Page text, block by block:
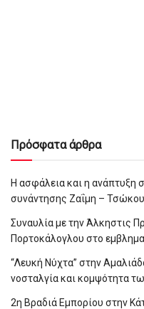
Πρόσφατα άρθρα
Η ασφάλεια και η ανάπτυξη
συνάντησης Ζαΐμη – Τσώκου
Συναυλία με την Άλκηστις
Πορτοκάλογλου στο
“Λευκή Νύχτα” στην
νοσταλγία και κομψότητα
2η Βραδιά Εμπορίου στην